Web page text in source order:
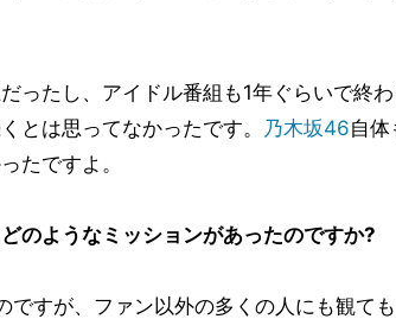
ったし、アイドル番組も1年ぐらいで終
とは思ってなかったです。 乃木坂46自
たですよ。
ようなミッションがあったのですか?
すが、ファン以外の多くの人にも観て